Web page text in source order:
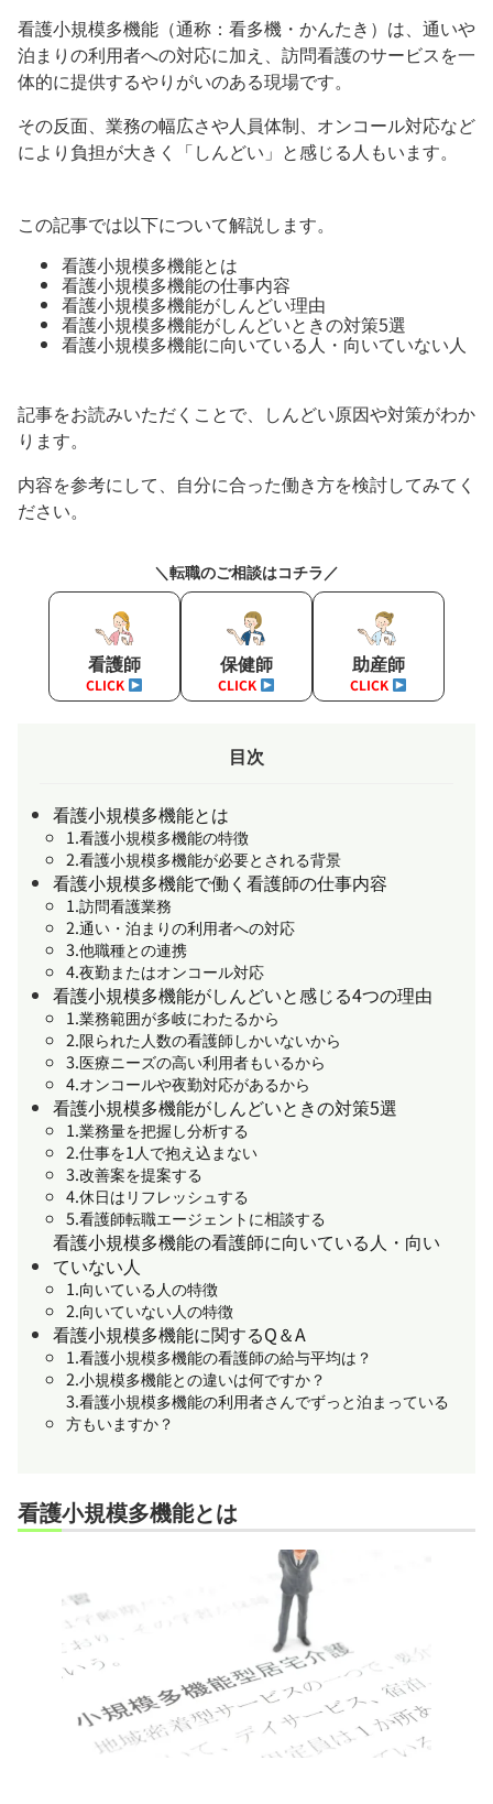
看護小規模多機能（通称：看多機・かんたき）は、通いや
泊まりの利用者への対応に加え、訪問看護のサービスを一
体的に提供するやりがいのある現場です。
その反面、業務の幅広さや人員体制、オンコール対応など
により負担が大きく「しんどい」と感じる人もいます。
この記事では以下について解説します。
看護小規模多機能とは
看護小規模多機能の仕事内容
看護小規模多機能がしんどい理由
看護小規模多機能がしんどいときの対策5選
看護小規模多機能に向いている人・向いていない人
記事をお読みいただくことで、しんどい原因や対策がわか
ります。
内容を参考にして、自分に合った働き方を検討してみてく
ださい。
＼転職のご相談はコチラ／
看護師
CLICK
保健師
CLICK
助産師
CLICK
目次
看護小規模多機能とは
1.看護小規模多機能の特徴
2.看護小規模多機能が必要とされる背景
看護小規模多機能で働く看護師の仕事内容
1.訪問看護業務
2.通い・泊まりの利用者への対応
3.他職種との連携
4.夜勤またはオンコール対応
看護小規模多機能がしんどいと感じる4つの理由
1.業務範囲が多岐にわたるから
2.限られた人数の看護師しかいないから
3.医療ニーズの高い利用者もいるから
4.オンコールや夜勤対応があるから
看護小規模多機能がしんどいときの対策5選
1.業務量を把握し分析する
2.仕事を1人で抱え込まない
3.改善案を提案する
4.休日はリフレッシュする
5.看護師転職エージェントに相談する
看護小規模多機能の看護師に向いている人・向い
ていない人
1.向いている人の特徴
2.向いていない人の特徴
看護小規模多機能に関するQ＆A
1.看護小規模多機能の看護師の給与平均は？
2.小規模多機能との違いは何ですか？
3.看護小規模多機能の利用者さんでずっと泊まっている
方もいますか？
看護小規模多機能とは